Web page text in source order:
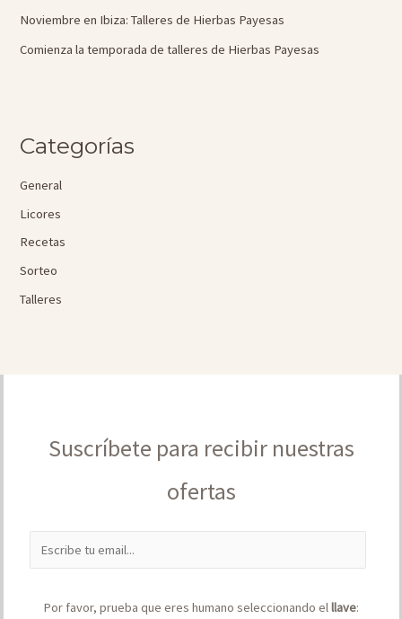
Noviembre en Ibiza: Talleres de Hierbas Payesas
Comienza la temporada de talleres de Hierbas Payesas
Categorías
General
Licores
Recetas
Sorteo
Talleres
Suscríbete para recibir nuestras
ofertas
m
Por favor, prueba que eres humano seleccionando elllave: